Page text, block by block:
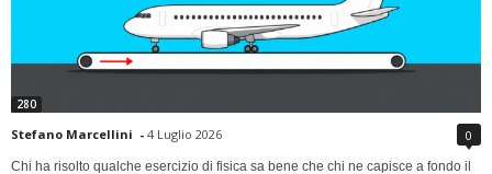
280
Stefano Marcellini - 4 Luglio 2026 0
Chi ha risolto qualche esercizio di fisica sa bene che chi ne capisce a fondo il